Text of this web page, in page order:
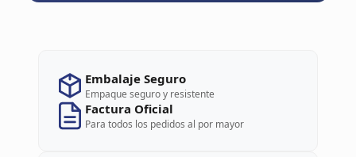
Embalaje Seguro
Empaque seguro y resistente
Factura Oficial
Para todos los pedidos al por mayor